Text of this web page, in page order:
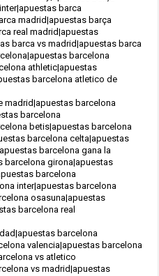
barca
madrid|apuestas barça
real madrid|apuestas
barca vs madrid|apuestas barca
barcelona
athletic|apuestas
barcelona atletico de
madrid|apuestas barcelona
barcelona
betis|apuestas barcelona
barcelona celta|apuestas
barcelona gana la
barcelona girona|apuestas
barcelona
inter|apuestas barcelona
osasuna|apuestas
barcelona real
barcelona
valencia|apuestas barcelona
vs atletico
vs madrid|apuestas